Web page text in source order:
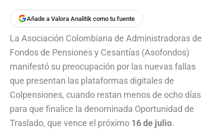
Añade a Valora Analitik como tu fuente
La Asociación Colombiana de Administradoras de
Fondos de Pensiones y Cesantías (Asofondos)
manifestó su preocupación por las nuevas fallas
que presentan las plataformas digitales de
Colpensiones, cuando restan menos de ocho días
para que finalice la denominada Oportunidad de
Traslado, que vence el próximo 16 de julio.